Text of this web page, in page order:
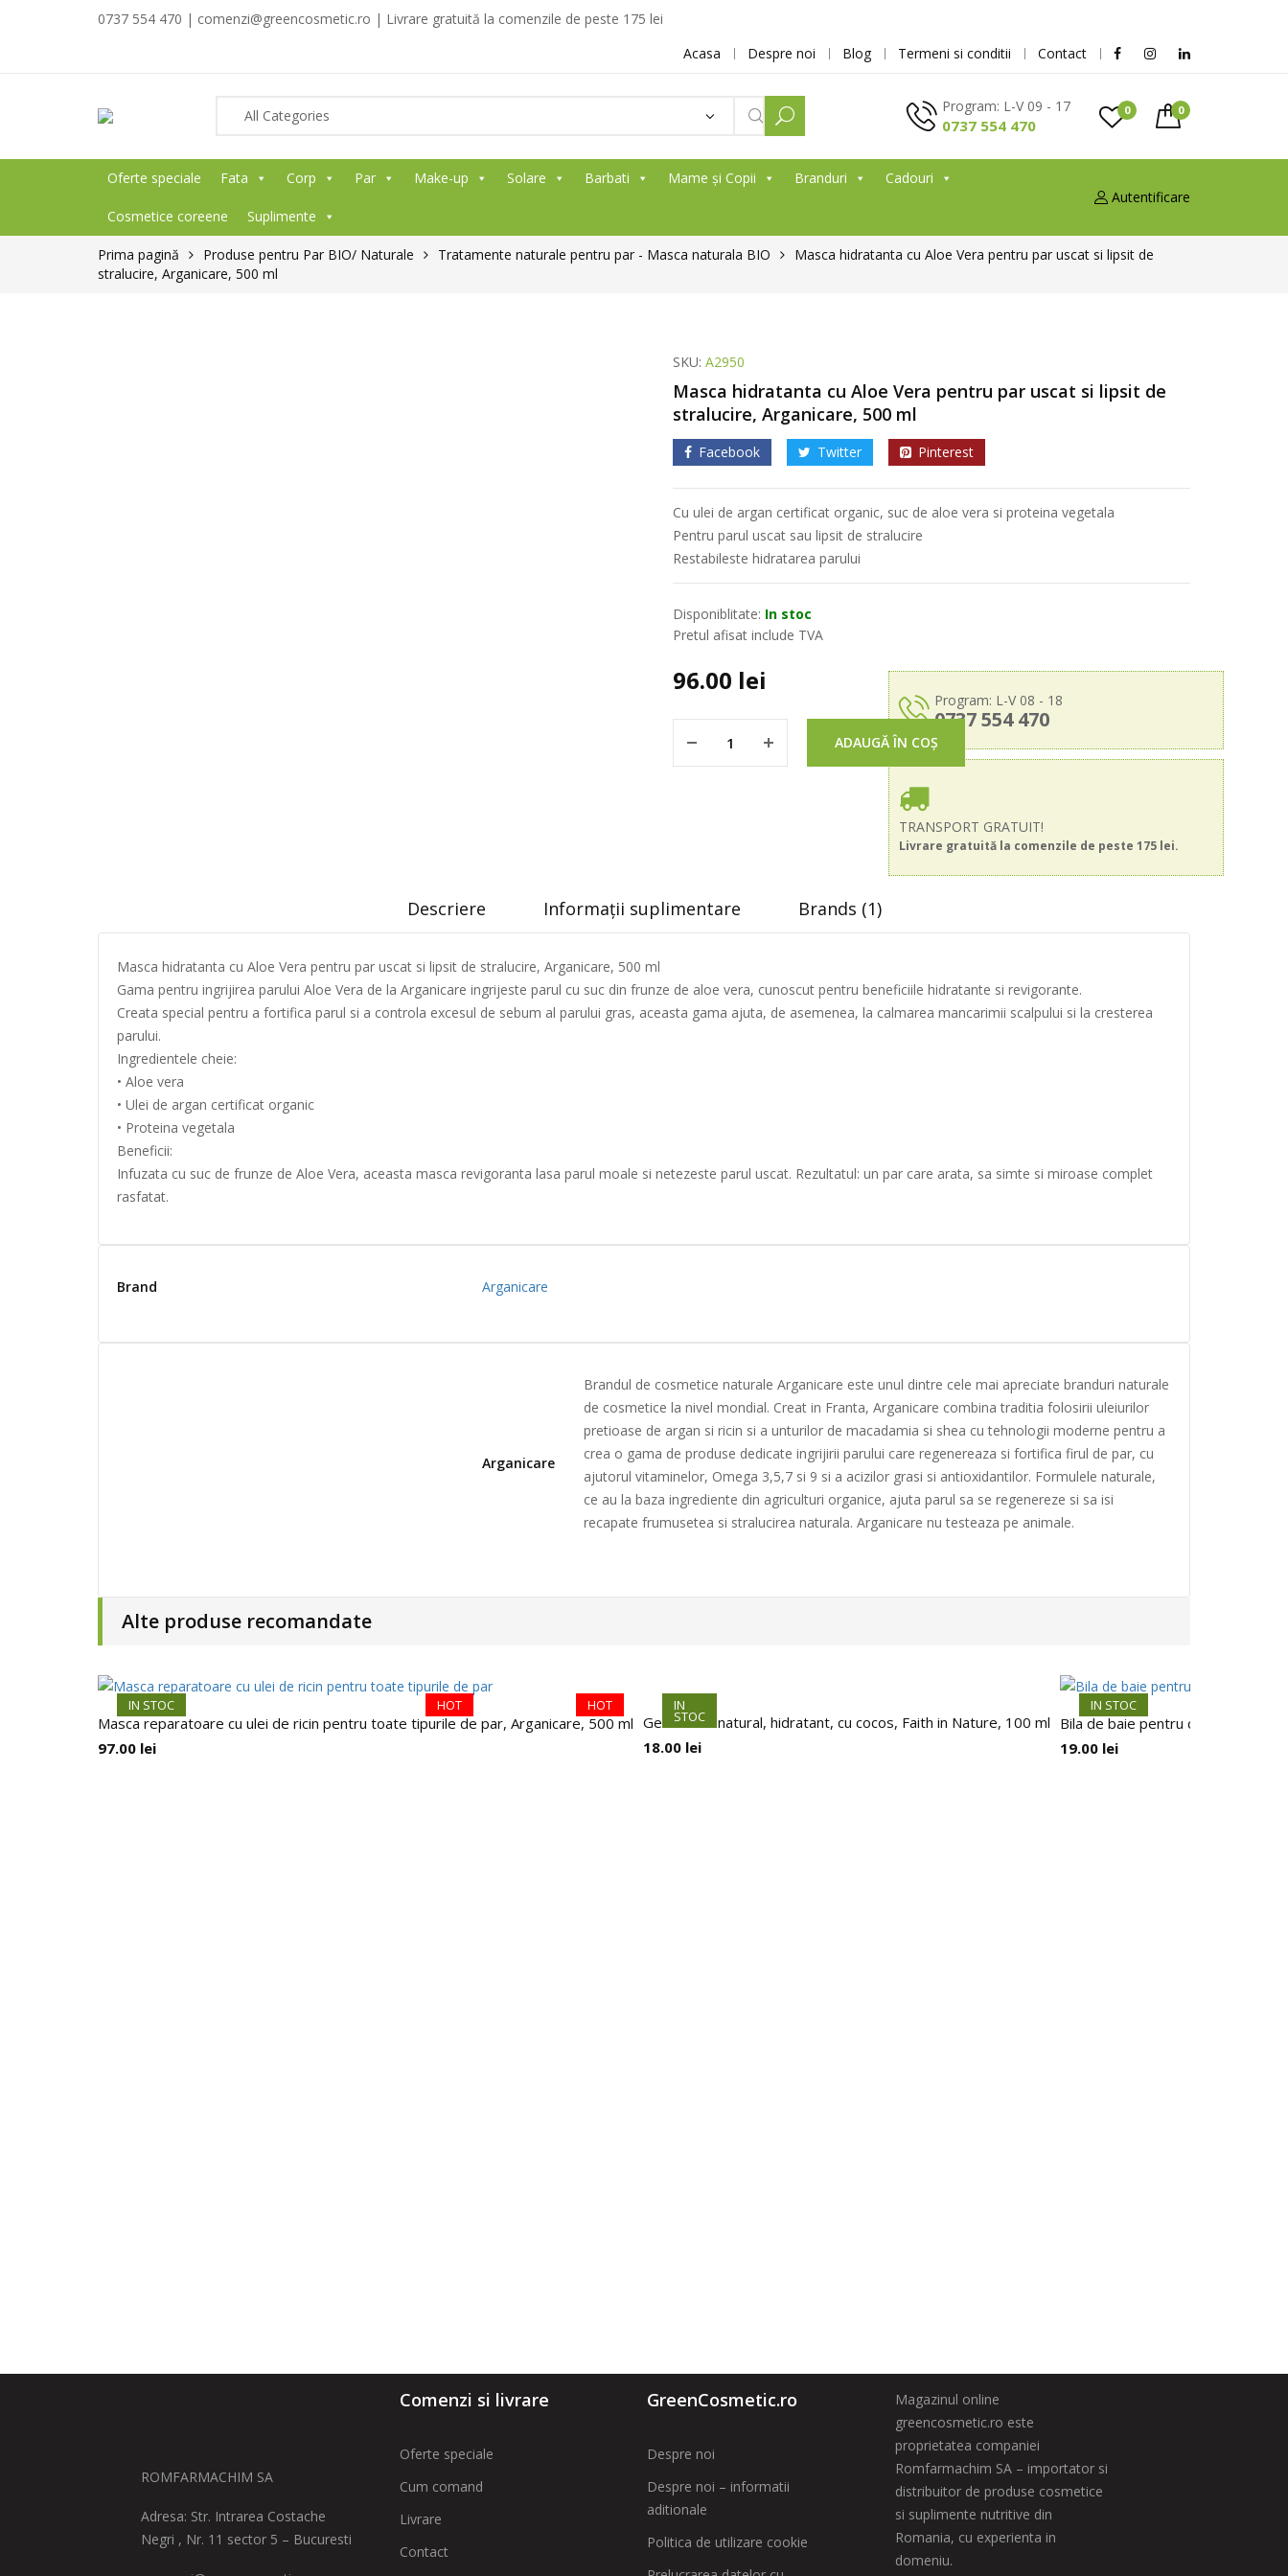
0737 554 470 | comenzi@greencosmetic.ro | Livrare gratuită la comenzile de peste 175 lei
Acasa
Despre noi Blog Termeni si conditii Contact
Program: L-V 09 - 17
0737 554 470
0 0
Oferte speciale Fata Corp Par Make-up Solare Barbati Mame și Copii Branduri Cadouri
Cosmetice coreene Suplimente
Autentificare
Prima pagină Produse pentru Par BIO/ Naturale Tratamente naturale pentru par - Masca naturala BIO
Masca hidratanta cu Aloe Vera pentru par uscat si lipsit de
stralucire, Arganicare, 500 ml
SKU: A2950
Masca hidratanta cu Aloe Vera pentru par uscat si lipsit de
stralucire, Arganicare, 500 ml
Facebook Twitter Pinterest
Cu ulei de argan certificat organic, suc de aloe vera si proteina vegetala
Pentru parul uscat sau lipsit de stralucire
Restabileste hidratarea parului
Disponiblitate: In stoc
Pretul afisat include TVA
Program: L-V 08 - 18
0737 554 470
TRANSPORT GRATUIT!
Livrare gratuită la comenzile de peste 175 lei.
96.00 lei
ADAUGĂ ÎN COȘ
Descriere Informații suplimentare Brands (1)
Masca hidratanta cu Aloe Vera pentru par uscat si lipsit de stralucire, Arganicare, 500 ml
Gama pentru ingrijirea parului Aloe Vera de la Arganicare ingrijeste parul cu suc din frunze de aloe vera, cunoscut pentru beneficiile hidratante si revigorante.
Creata special pentru a fortifica parul si a controla excesul de sebum al parului gras, aceasta gama ajuta, de asemenea, la calmarea mancarimii scalpului si la cresterea
parului.
Ingredientele cheie:
• Aloe vera
• Ulei de argan certificat organic
• Proteina vegetala
Beneficii:
Infuzata cu suc de frunze de Aloe Vera, aceasta masca revigoranta lasa parul moale si netezeste parul uscat. Rezultatul: un par care arata, sa simte si miroase complet
rasfatat.
Brand Arganicare
Arganicare
Brandul de cosmetice naturale Arganicare este unul dintre cele mai apreciate branduri naturale
de cosmetice la nivel mondial. Creat in Franta, Arganicare combina traditia folosirii uleiurilor
pretioase de argan si ricin si a unturilor de macadamia si shea cu tehnologii moderne pentru a
crea o gama de produse dedicate ingrijirii parului care regenereaza si fortifica firul de par, cu
ajutorul vitaminelor, Omega 3,5,7 si 9 si a acizilor grasi si antioxidantilor. Formulele naturale,
ce au la baza ingrediente din agriculturi organice, ajuta parul sa se regenereze si sa isi
recapate frumusetea si stralucirea naturala. Arganicare nu testeaza pe animale.
Alte produse recomandate
HOT
IN STOC
Masca reparatoare cu ulei de ricin pentru toate tipurile de par, Arganicare, 500 ml
97.00 lei
HOT IN
STOC
Gel de dus natural, hidratant, cu cocos, Faith in Nature, 100 ml
18.00 lei
IN STOC
Bila de baie pentru copii Vanilla
19.00 lei
ROMFARMACHIM SA
Adresa: Str. Intrarea Costache
Negri , Nr. 11 sector 5 – Bucuresti
Comenzi si livrare
Oferte speciale
Cum comand
Livrare
Contact
GreenCosmetic.ro
Despre noi
Despre noi – informatii
aditionale
Politica de utilizare cookie
Magazinul online
greencosmetic.ro este
proprietatea companiei
Romfarmachim SA – importator si
distribuitor de produse cosmetice
si suplimente nutritive din
Romania, cu experienta in
domeniu.